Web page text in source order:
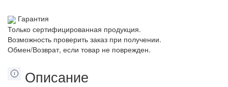
Гарантия
Только сертифицированная продукция.
Возможность проверить заказ при получении.
Обмен/Возврат, если товар не поврежден.
Описание